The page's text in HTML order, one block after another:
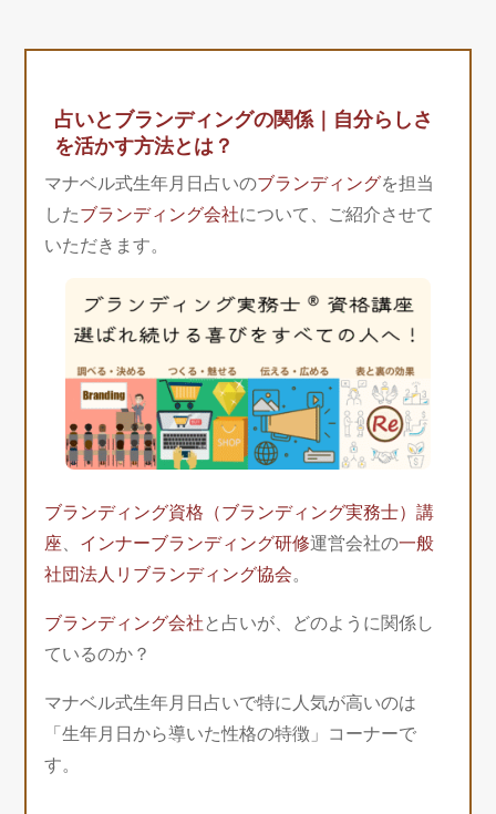
占いとブランディングの関係｜自分らしさ
を活かす方法とは？
マナベル式生年月日占いのブランディングを担当
したブランディング会社について、ご紹介させて
いただきます。
ブランディング資格（ブランディング実務士）講
座、 インナーブランディング研修運営会社の一般
社団法人リブランディング協会。
ブランディング会社 と占いが、どのように関係し
ているのか？
マナベル式生年月日占いで特に人気が高いのは
「生年月日から導いた性格の特徴」コーナーで
す。